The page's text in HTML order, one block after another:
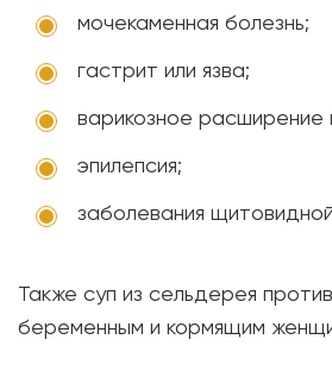
мочекаменная болезнь;
гастрит или язва;
варикозное расширение
эпилепсия;
заболевания
Также суп из сельдерея
беременным и кормящим